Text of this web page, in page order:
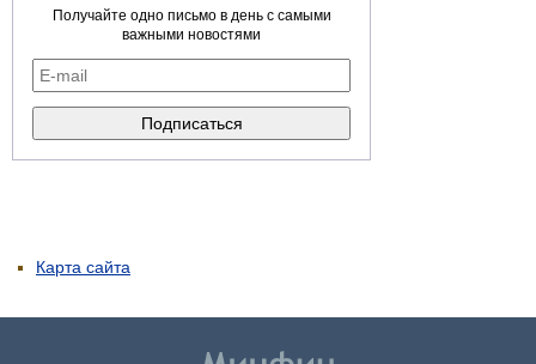
Получайте одно письмо в день с самыми
важными новостями
Карта сайта